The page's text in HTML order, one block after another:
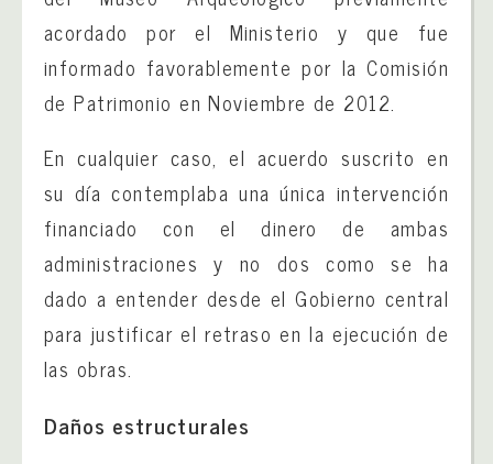
acordado por el Ministerio y que fue
informado favorablemente por la Comisión
de Patrimonio en Noviembre de 2012.
En cualquier caso, el acuerdo suscrito en
su día contemplaba una única intervención
financiado con el dinero de ambas
administraciones y no dos como se ha
dado a entender desde el Gobierno central
para justificar el retraso en la ejecución de
las obras.
Daños estructurales